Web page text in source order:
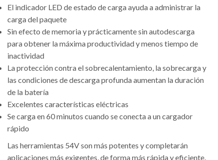
El indicador LED de estado de carga ayuda a administrar la
carga del paquete
Sin efecto de memoria y prácticamente sin autodescarga
para obtener la máxima productividad y menos tiempo de
inactividad
La protección contra el sobrecalentamiento, la sobrecarga y
las condiciones de descarga profunda aumentan la duración
de la batería
Excelentes características eléctricas
Se carga en 60 minutos cuando se conecta a un cargador
rápido
Las herramientas 54V son más potentes y completarán
aplicaciones más exigentes, de forma más rápida y eficiente,